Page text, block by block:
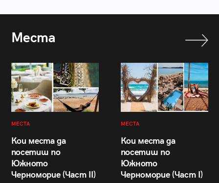
Места
МЕСТА
Кои места да
посетиш по
Южното
Черноморие (Част II)
МЕСТА
Кои места да
посетиш по
Южното
Черноморие (Част I)